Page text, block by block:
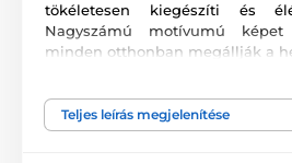
tökéletesen kiegészíti és
Nagyszámú motívumú
minden otthonban megállják a
Számunkra fontos a minőség,
Teljes leírás megjelenítése